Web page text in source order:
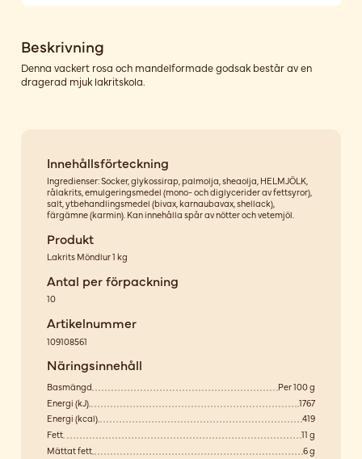
Beskrivning
Denna vackert rosa och mandelformade godsak består av en
dragerad mjuk lakritskola.
Innehållsförteckning
Ingredienser: Socker, glykossirap, palmolja, sheaolja, HELMJÖLK,
rålakrits, emulgeringsmedel (mono- och diglycerider av fettsyror),
salt, ytbehandlingsmedel (bivax, karnaubavax, shellack),
färgämne (karmin). Kan innehålla spår av nötter och vetemjöl.
Produkt
Lakrits Möndlur 1 kg
Antal per förpackning
10
Artikelnummer
109108561
Näringsinnehåll
Basmängd
Per 100 g
Energi (kJ)
1767
Energi (kcal)
419
Fett
11 g
Mättat fett
6 g